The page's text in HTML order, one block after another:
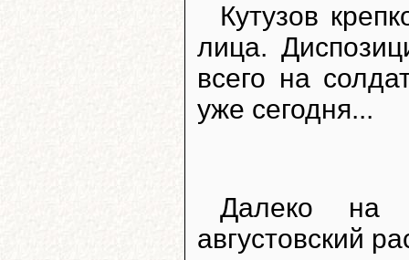
Кутузов
лица.
всего на
уже сегодня...
Далеко на
августовский